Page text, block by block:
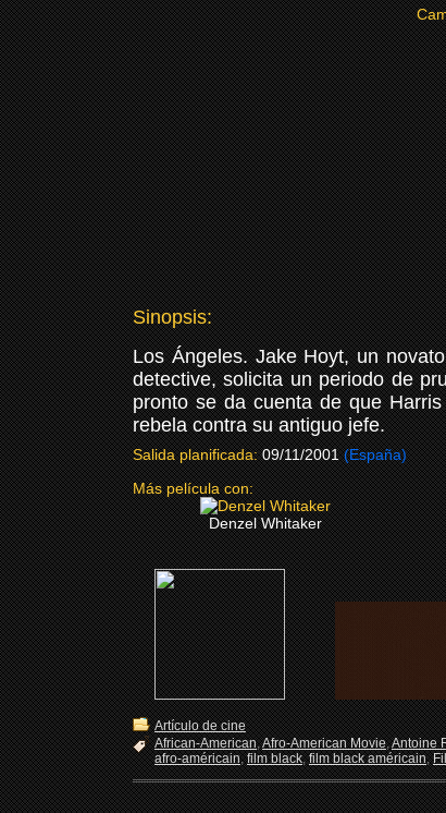
Sinopsis:
Los Ángeles. Jake Hoyt, un
detective, solicita un periodo de
pronto se da cuenta de que
rebela contra su antiguo jefe.
Salida planificada:09/11/2001 (España)
Más película con:
Denzel Whitaker
Artículo de cine
African-American,Afro-American Movie,Antoine
afro-américain,film black,film black américain,